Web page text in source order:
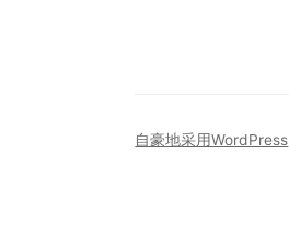
自豪地采用WordPress